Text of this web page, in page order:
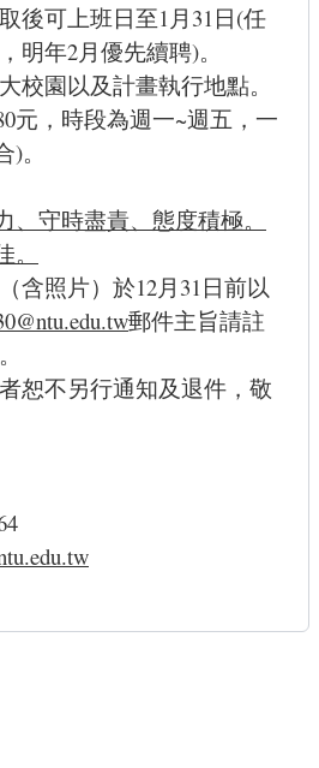
後可上班日至1月31日(任
明年2月優先續聘)。
校園以及計畫執行地點。
元，時段為週一~週五，一
。
、守時盡責、態度積極。
含照片）於12月31日前以
郵件主旨請註
恕不另行通知及退件，敬